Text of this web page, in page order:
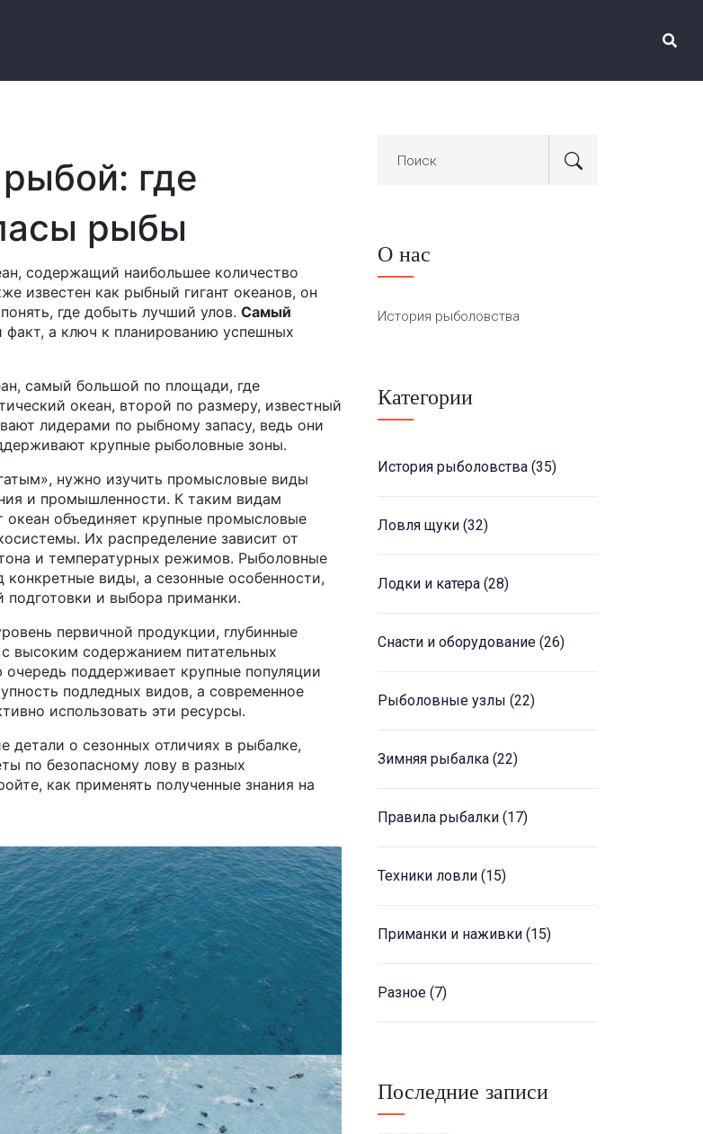
где
рыбы
содержащий наибольшее количество
известен как рыбный гигант океанов, он
где добыть лучший улов. Самый
а ключ к планированию успешных
, самый большой по площади, где
океан, второй по размеру, известный
лидерами по рыбному запасу, ведь они
крупные рыболовные зоны.
нужно изучить промысловые виды
и промышленности. К таким видам
океан объединяет крупные промысловые
Их распределение зависит от
и температурных режимов. Рыболовные
виды, а сезонные особенности,
и выбора приманки.
первичной продукции, глубинные
высоким содержанием питательных
поддерживает крупные популяции
подледных видов, а современное
использовать эти ресурсы.
о сезонных отличиях в рыбалке,
по безопасному лову в разных
как применять полученные знания на
О нас
История рыболовства
Категории
История рыболовства (35)
Ловля щуки (32)
Лодки и катера (28)
Снасти и оборудование (26)
Рыболовные узлы (22)
Зимняя рыбалка (22)
Правила рыбалки (17)
Техники ловли (15)
Приманки и наживки (15)
Разное (7)
Последние записи